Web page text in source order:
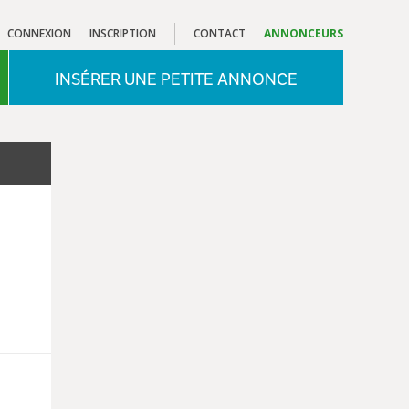
CONTACT ANNONCEURS
CONNEXION INSCRIPTION
INSÉRER UNE PETITE ANNONCE